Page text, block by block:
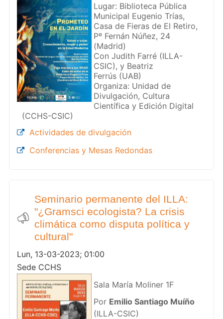
Lugar: Biblioteca Pública
Municipal Eugenio Trías,
Casa de Fieras de El Retiro,
Pº Fernán Núñez, 24
(Madrid)
Con Judith Farré (ILLA-
CSIC), y Beatriz
Ferrús (UAB)
Organiza: Unidad de
Divulgación, Cultura
Científica y Edición Digital
(CCHS-CSIC)
Actividades de divulgación
Conferencias y Mesas Redondas
Seminario permanente del ILLA:
"¿Gramsci ecologista? La crisis
climática como disputa política y
cultural"
Lun, 13-03-2023; 01:00
Sede CCHS
Sala María Moliner 1F
Por Emilio Santiago Muíño
(ILLA-CSIC)